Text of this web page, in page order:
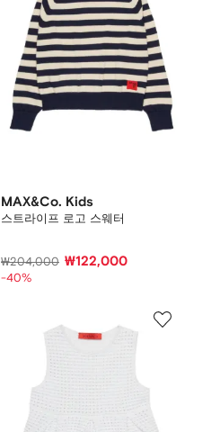
MAX&Co. Kids
스트라이프 로고 스웨터
₩204,000 ₩122,000
-40%